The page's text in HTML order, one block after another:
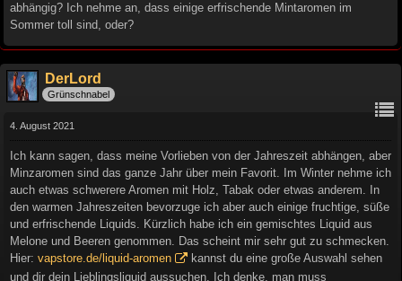
abhängig? Ich nehme an, dass einige erfrischende Mintaromen im
Sommer toll sind, oder?
DerLord
Grünschnabel
4. August 2021
Ich kann sagen, dass meine Vorlieben von der Jahreszeit abhängen, aber
Minzaromen sind das ganze Jahr über mein Favorit. Im Winter nehme ich
auch etwas schwerere Aromen mit Holz, Tabak oder etwas anderem. In
den warmen Jahreszeiten bevorzuge ich aber auch einige fruchtige, süße
und erfrischende Liquids. Kürzlich habe ich ein gemischtes Liquid aus
Melone und Beeren genommen. Das scheint mir sehr gut zu schmecken.
Hier: vapstore.de/liquid-aromen
kannst du eine große Auswahl sehen
und dir dein Lieblingsliquid aussuchen. Ich denke, man muss